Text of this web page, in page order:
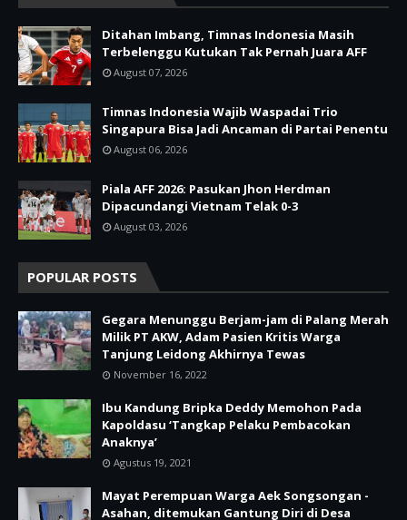
Ditahan Imbang, Timnas Indonesia Masih
Terbelenggu Kutukan Tak Pernah Juara AFF
August 07, 2026
Timnas Indonesia Wajib Waspadai Trio
Singapura Bisa Jadi Ancaman di Partai Penentu
August 06, 2026
Piala AFF 2026: Pasukan Jhon Herdman
Dipacundangi Vietnam Telak 0-3
August 03, 2026
POPULAR POSTS
Gegara Menunggu Berjam-jam di Palang Merah
Milik PT AKW, Adam Pasien Kritis Warga
Tanjung Leidong Akhirnya Tewas
November 16, 2022
Ibu Kandung Bripka Deddy Memohon Pada
Kapoldasu ‘Tangkap Pelaku Pembacokan
Anaknya’
Agustus 19, 2021
Mayat Perempuan Warga Aek Songsongan -
Asahan, ditemukan Gantung Diri di Desa